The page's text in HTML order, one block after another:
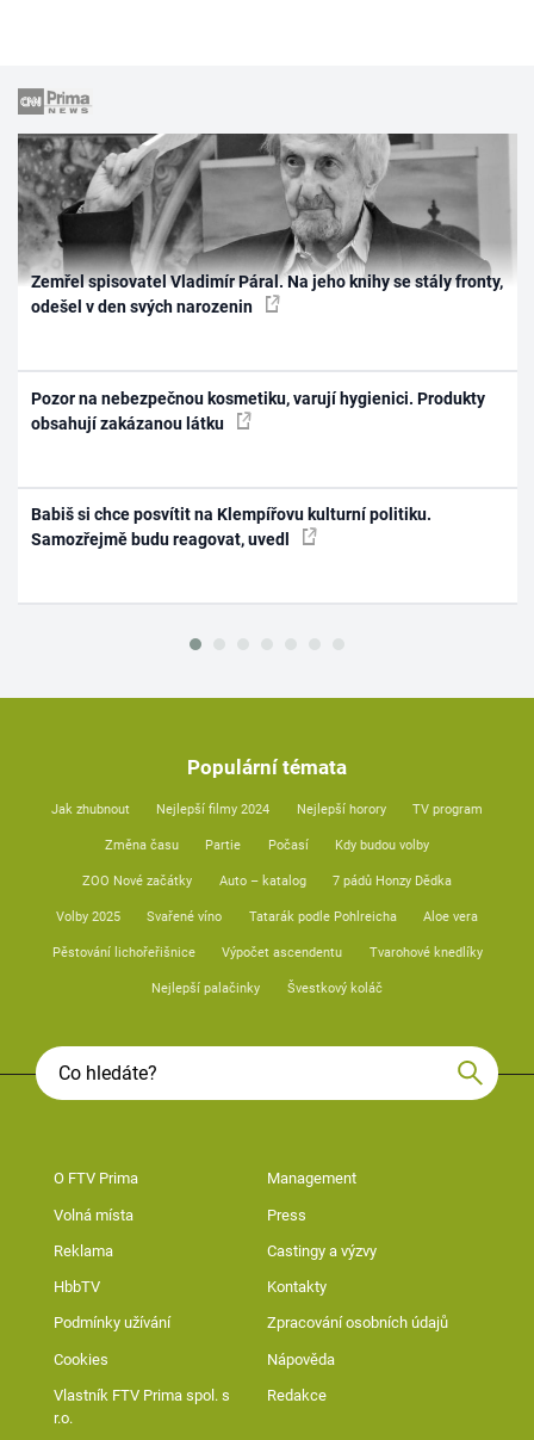
Zemřel spisovatel Vladimír Páral. Na jeho knihy se stály fronty,
odešel v den svých narozenin
Pozor na nebezpečnou kosmetiku, varují hygienici. Produkty
obsahují zakázanou látku
Babiš si chce posvítit na Klempířovu kulturní politiku.
Samozřejmě budu reagovat, uvedl
Populární témata
Jak zhubnout Nejlepší filmy 2024 Nejlepší horory TV program
Změna času Partie Počasí Kdy budou volby
ZOO Nové začátky Auto – katalog 7 pádů Honzy Dědka
Volby 2025 Svařené víno Tatarák podle Pohlreicha Aloe vera
Pěstování lichořeřišnice Výpočet ascendentu Tvarohové knedlíky
Nejlepší palačinky Švestkový koláč
O FTV Prima Management
Volná místa Press
Reklama Castingy a výzvy
HbbTV Kontakty
Podmínky užívání Zpracování osobních údajů
Cookies Nápověda
Vlastník FTV Prima spol. s
r.o.
Redakce